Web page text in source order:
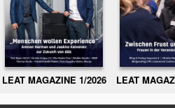
LEAT MAGAZINE 1/2026 LEAT